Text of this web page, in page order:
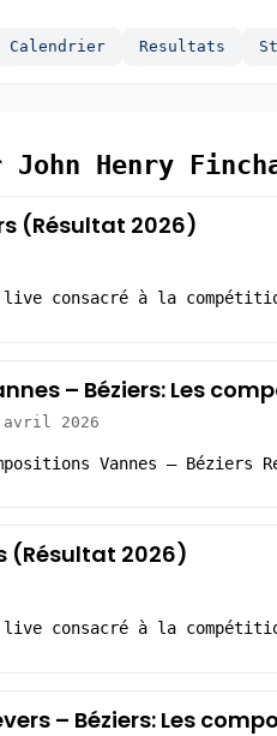
Calendrier Resultats
Henry
(Résultat 2026)
live consacré à la
– Béziers: Les
avril 2026
Vannes –
(Résultat 2026)
live consacré à la
– Béziers: Les